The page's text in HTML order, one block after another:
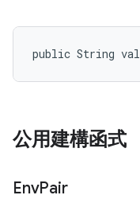
public String val
公用建構函式
EnvPair